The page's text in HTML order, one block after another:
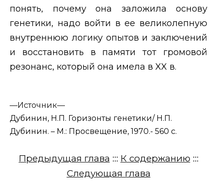
понять, почему она заложила основу
генетики, надо войти в ее великолепную
внутреннюю логику опытов и заключений
и восстановить в памяти тот громовой
резонанс, который она имела в XX в.
—Источник—
Дубинин, Н.П. Горизонты генетики/ Н.П.
Дубинин. – М.: Просвещение, 1970.- 560 с.
Предыдущая глава ::: К содержанию :::
Следующая глава